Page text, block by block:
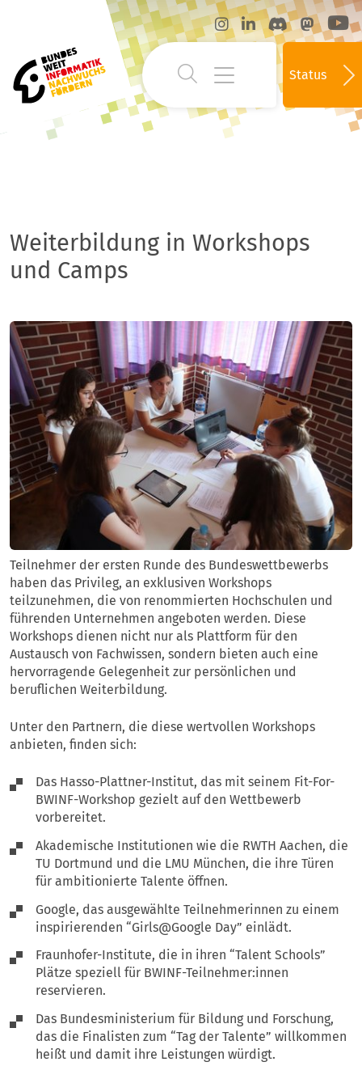
Status
Weiterbildung in Workshops
und Camps
Teilnehmer der ersten Runde des Bundeswettbewerbs
haben das Privileg, an exklusiven Workshops
teilzunehmen, die von renommierten Hochschulen und
führenden Unternehmen angeboten werden. Diese
Workshops dienen nicht nur als Plattform für den
Austausch von Fachwissen, sondern bieten auch eine
hervorragende Gelegenheit zur persönlichen und
beruflichen Weiterbildung.
Unter den Partnern, die diese wertvollen Workshops
anbieten, finden sich:
Das Hasso-Plattner-Institut, das mit seinem Fit-For-
BWINF-Workshop gezielt auf den Wettbewerb
vorbereitet.
Akademische Institutionen wie die RWTH Aachen, die
TU Dortmund und die LMU München, die ihre Türen
für ambitionierte Talente öffnen.
Google, das ausgewählte Teilnehmerinnen zu einem
inspirierenden “Girls@Google Day” einlädt.
Fraunhofer-Institute, die in ihren “Talent Schools”
Plätze speziell für BWINF-Teilnehmer:innen
reservieren.
Das Bundesministerium für Bildung und Forschung,
das die Finalisten zum “Tag der Talente” willkommen
heißt und damit ihre Leistungen würdigt.